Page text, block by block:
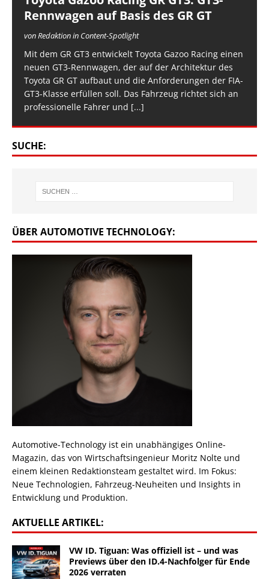
Rennwagen auf Basis des GR GT
von Redaktion in Content-Spotlight
Mit dem GR GT3 entwickelt Toyota Gazoo Racing einen
neuen GT3-Rennwagen, der auf der Architektur des
Toyota GR GT aufbaut und die Anforderungen der FIA-
GT3-Klasse erfüllen soll. Das Fahrzeug richtet sich an
professionelle Fahrer und [...]
SUCHE:
ÜBER AUTOMOTIVE TECHNOLOGY:
Automotive-Technology ist ein unabhängiges Online-
Magazin, das von Wirtschaftsingenieur Moritz Nolte und
einem kleinen Redaktionsteam gestaltet wird. Im Fokus:
Neue Technologien, Fahrzeug-Neuheiten und Insights in
Entwicklung und Produktion.
AKTUELLE ARTIKEL:
VW ID. Tiguan: Was offiziell ist – und was
Previews über den ID.4-Nachfolger für Ende
2026 verraten